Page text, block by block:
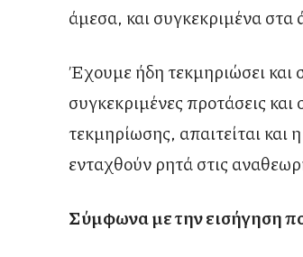
άμεσα, και συγκεκριμένα στα
Έχουμε ήδη τεκμηριώσει και
συγκεκριμένες προτάσεις
τεκμηρίωσης, απαιτείται και
ενταχθούν ρητά στις
Σύμφωνα με την εισήγηση